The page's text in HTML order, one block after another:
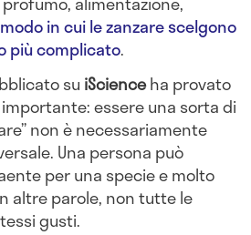
modo in cui le zanzare scelgono
più complicato.
su iScienceha provato
essere una sorta di
non è necessariamente
Una persona può
per una specie e molto
altre parole, non tutte le
gusti.